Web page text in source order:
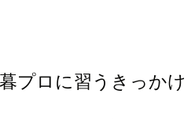
プロに習うきっかけ